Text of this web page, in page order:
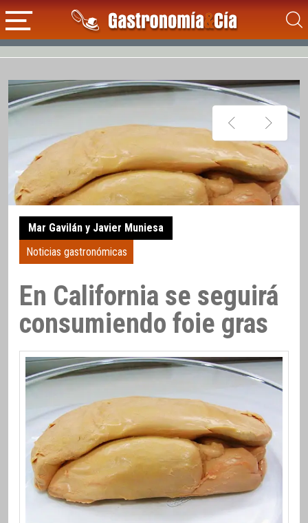
Mar Gavilán y Javier Muniesa
Noticias gastronómicas
En California se seguirá
consumiendo foie gras